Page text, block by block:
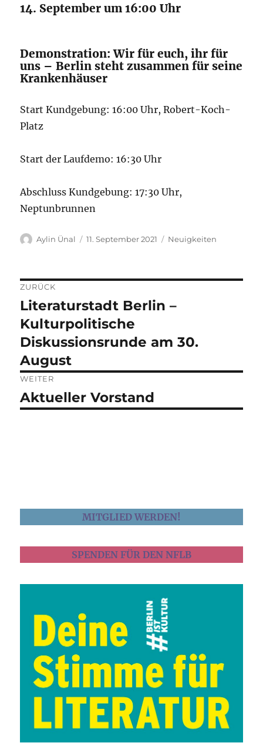
14. September um 16:00 Uhr
Demonstration: Wir für euch, ihr für
uns – Berlin steht zusammen für seine
Krankenhäuser
Start Kundgebung: 16:00 Uhr, Robert-Koch-
Platz
Start der Laufdemo: 16:30 Uhr
Abschluss Kundgebung: 17:30 Uhr,
Neptunbrunnen
Autor
Aylin Ünal
Veröffentlicht
11. September 2021 Kategorien
Neuigkeiten
Beitragsnavigation
ZURÜCK
Vorheriger
Beitrag:
Literaturstadt Berlin –
Kulturpolitische
Diskussionsrunde am 30.
August
WEITER
Nächster
Beitrag:
Aktueller Vorstand
MITGLIED WERDEN!
SPENDEN FÜR DEN NFLB